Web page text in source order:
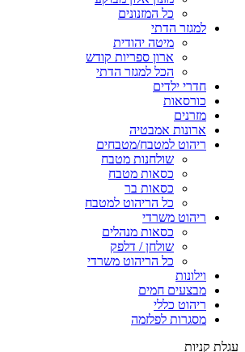
כל המזנונים
למגזר הדתי
מיטה יהודית
ארון ספריות קודש
הכל למגזר הדתי
חדרי ילדים
כורסאות
מזרנים
ארונות אמבטיה
ריהוט למטבח/מטבחים
שולחנות מטבח
כסאות מטבח
כסאות בר
כל הריהוט למטבח
ריהוט משרדי
כסאות מנהלים
שולחן / דלפק
כל הריהוט משרדי
וילונות
מבצעים חמים
ריהוט כללי
מסגרות לפלזמה
עגלת קניות